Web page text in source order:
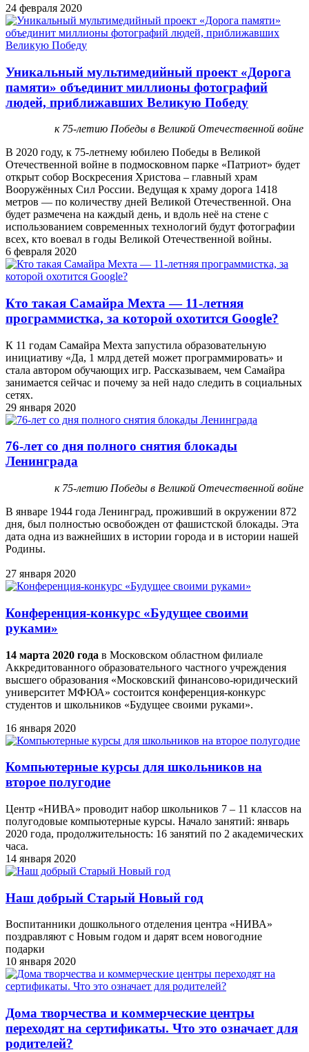
24 февраля 2020
Уникальный мультимедийный проект «Дорога
памяти» объединит миллионы фотографий
людей, приближавших Великую Победу
к 75-летию Победы в Великой Отечественной войне
В 2020 году, к 75-летнему юбилею Победы в Великой
Отечественной войне в подмосковном парке «Патриот» будет
открыт собор Воскресения Христова – главный храм
Вооружённых Сил России. Ведущая к храму дорога 1418
метров — по количеству дней Великой Отечественной. Она
будет размечена на каждый день, и вдоль неё на стене с
использованием современных технологий будут фотографии
всех, кто воевал в годы Великой Отечественной войны.
6 февраля 2020
Кто такая Самайра Мехта — 11-летняя
программистка, за которой охотится Google?
К 11 годам Самайра Мехта запустила образовательную
инициативу «Да, 1 млрд детей может программировать» и
стала автором обучающих игр. Рассказываем, чем Самайра
занимается сейчас и почему за ней надо следить в социальных
сетях.
29 января 2020
76-лет со дня полного снятия блокады
Ленинграда
к 75-летию Победы в Великой Отечественной войне
В январе 1944 года Ленинград, проживший в окружении 872
дня, был полностью освобожден от фашистской блокады. Эта
дата одна из важнейших в истории города и в истории нашей
Родины.
27 января 2020
Конференция-конкурс «Будущее своими
руками»
14 марта 2020 года в Московском областном филиале
Аккредитованного образовательного частного учреждения
высшего образования «Московский финансово-юридический
университет МФЮА» состоится конференция-конкурс
студентов и школьников «Будущее своими руками».
16 января 2020
Компьютерные курсы для школьников на
второе полугодие
Центр «НИВА» проводит набор школьников 7 – 11 классов на
полугодовые компьютерные курсы. Начало занятий: январь
2020 года, продолжительность: 16 занятий по 2 академических
часа.
14 января 2020
Наш добрый Старый Новый год
Воспитанники дошкольного отделения центра «НИВА»
поздравляют с Новым годом и дарят всем новогодние
подарки
10 января 2020
Дома творчества и коммерческие центры
переходят на сертификаты. Что это означает для
родителей?